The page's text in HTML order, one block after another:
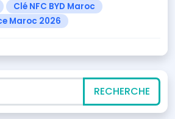
Clé NFC BYD Maroc
Maroc 2026
RECHERCHE